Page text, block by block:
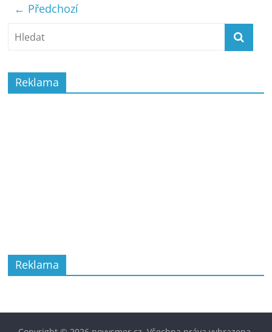
← Předchozí
Reklama
Reklama